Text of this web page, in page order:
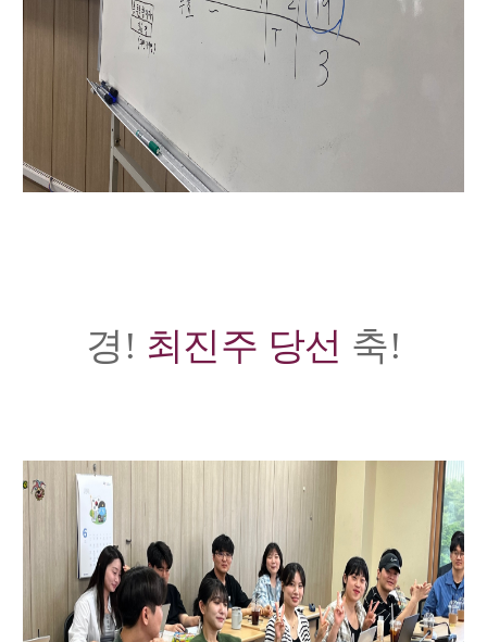
경! 최진주 당선 축!